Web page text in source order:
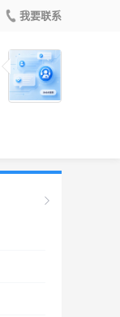
我要联系